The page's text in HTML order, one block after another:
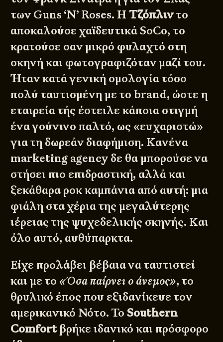
των Guns ‘N’ Roses. H Τζόπλιντο
αποκαλούσε χαϊδευτικά SoCo, το
κρατούσε σαν μικρό φυλαχτό στη
σκηνή και φωτογραφιζόταν μαζί του.
Ήταν κατά γενική ομολογία τόσο
πολύ ταυτισμένη με το brand, ώστε η
εταιρεία τής έστειλε κάποια στιγμή
ένα γούνινο παλτό, ως «ευχαριστώ»
για τη δωρεάν διαφήμιση. Κανένα
marketing agency δε θα μπορούσε να
στήσει πιο επιδραστική, αλλά και
ξεκάθαρα ροκ καμπάνια από αυτή: μια
φιάλη στα χέρια της μεγαλύτερης
ιέρειας της ψυχεδελικής σκηνής. Και
όλο αυτό, αυθύπαρκτα.
Είχε προλάβει βέβαια να ταυτιστεί
και με το«Όσα παίρνει ο άνεμος», το
θρυλικό έπος που εξιδανίκευε τον
αμερικανικό Νότο. Το Southern
Comfortβρήκε ιδανικό και πρόσφορο